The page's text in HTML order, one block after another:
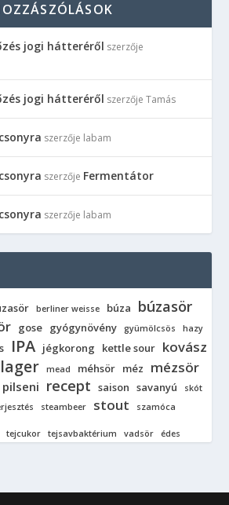
jogi hátteréről szerzője
jogi hátteréről szerzőjeTamás
szerzője labam
szerzője Fermentátor
szerzője labam
berliner weisse búza búzasör
gose gyógynövény gyümölcsös
hazy
IPA jégkorong kettle sour kovász
lager mead méhsör méz mézsör
pilseni recept saison savanyú skót
steambeer stout szamóca
tejcukor tejsavbaktérium vadsör édes